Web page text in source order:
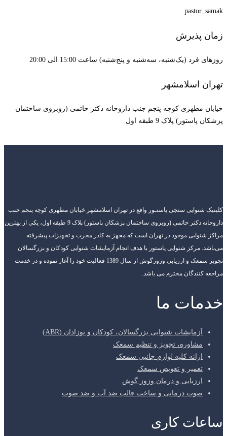
pastor_samak
زمان پذیرش
روزهای فرد (یک‌شنبه، سه‌شنبه و پنج‌شنبه) ساعت 15:00 الی 20:00
تهران اسلامشهر
خیابان مطهری کوچه پنجم جنب داروخانه دکتر حاتمی (روبروی ساختمان
پزشکان پاستور) پلاک 9 طبقه اول
کلینیک شنوایی سنجی پاستـور واقع در تهران اسلامشهر خیابان مطهری کوچه پنجم جنب
داروخانه دکتر حاتمی (روبروی ساختمان پزشکان پاستور) پلاک 9 طبقه اول، یکی از بهترین
مراکز شنوایی موجود در تهران است که مجهز به کادر مجرب و تجهیزات پیشرفته
می‌باشد. مرکز شنوایی پاستور با هدف انجام آزمایشات شنوایی کودکان و بزرگسالان
تجویز سمعک و ارزیابی وزوزگوش از سال 1389 فعالیت خود را آغاز نموده و در خدمت
مراجعه کنندگان محترم می باشد.
خدمات ما
آزمایشات شنوایی بزرگسالان، کودکان و نوزادان (ABR)
مشاوره، تجویز و تنظیم سمعک
ارائه کلیه لوازم جانبی سمعک
تعمیر و تعویض سمعک
ارزیابی و درمان وزوز گوش
صوت درمانی و ساخت قالب ضد آب و ضد صوت
ساعات کاری